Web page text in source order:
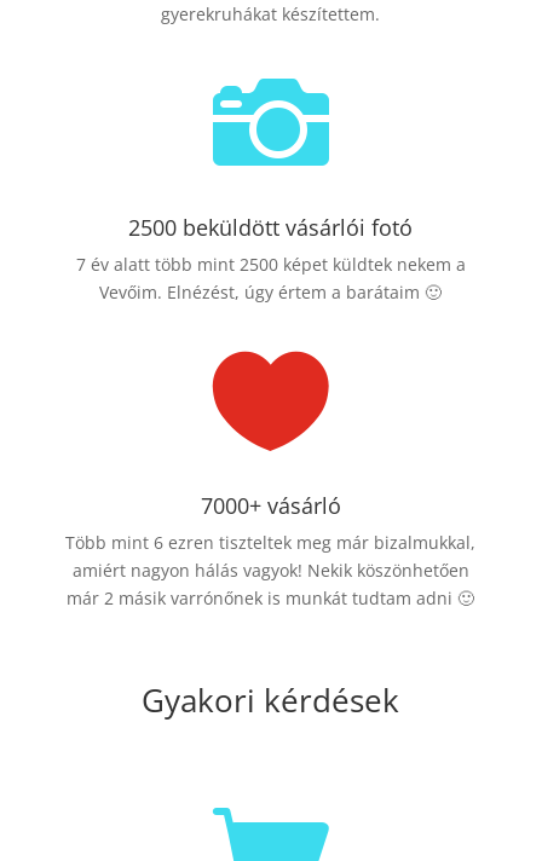
gyerekruhákat készítettem.

2500 beküldött vásárlói fotó
7 év alatt több mint 2500 képet küldtek nekem a
Vevőim. Elnézést, úgy értem a barátaim 🙂

7000+ vásárló
Több mint 6 ezren tiszteltek meg már bizalmukkal,
amiért nagyon hálás vagyok! Nekik köszönhetően
már 2 másik varrónőnek is munkát tudtam adni 🙂
Gyakori kérdések